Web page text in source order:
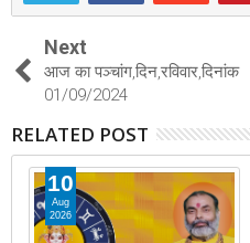
Next
आज का पञ्चांग,दिन,रविवार,दिनांक
01/09/2024
RELATED POST
10
Aug
2026